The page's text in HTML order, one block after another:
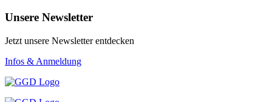
Unsere Newsletter
Jetzt unsere Newsletter entdecken
Infos & Anmeldung